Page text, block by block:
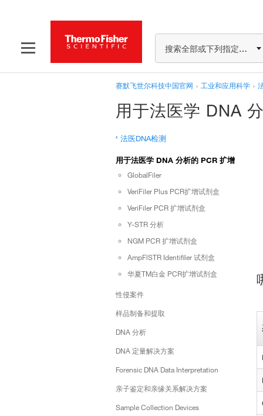
搜索全部或下列指定分类
赛默飞世尔科技中国官网 › 工业和应用科学 ›
用于法医学 DNA
‹ 法医DNA检测
用于法医学 DNA 分析的 PCR 扩增
GlobalFiler
VeriFiler Plus PCR扩增试剂盒
VeriFiler PCR 扩增试剂盒
Y-STR 分析
NGM PCR 扩增试剂盒
AmpFlSTR Identifiler 试剂盒
华夏TM白金 PCR扩增试剂盒
性侵案件
样品制备和提取
DNA 分析
DNA 定量解决方案
Forensic DNA Data Interpretation
亲子鉴定和亲缘关系解决方案
Sample Collection Devices